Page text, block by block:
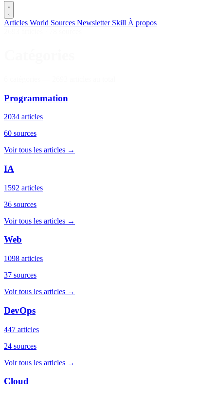
Articles World Sources Newsletter Skill À propos
Programmation
2034 articles
60 sources
Voir tous les articles →
IA
1592 articles
36 sources
Voir tous les articles →
Web
1098 articles
37 sources
Voir tous les articles →
DevOps
447 articles
24 sources
Voir tous les articles →
Cloud